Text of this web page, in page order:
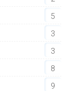
5
3
3
8
9